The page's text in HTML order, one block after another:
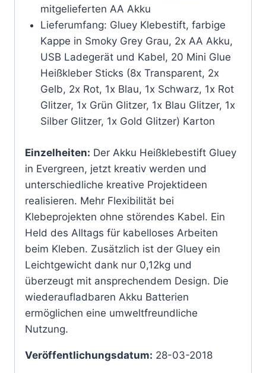
mitgelieferten AA Akku
Lieferumfang: Gluey Klebestift, farbige
Kappe in Smoky Grey Grau, 2x AA Akku,
USB Ladegerät und Kabel, 20 Mini Glue
Heißkleber Sticks (8x Transparent, 2x
Gelb, 2x Rot, 1x Blau, 1x Schwarz, 1x Rot
Glitzer, 1x Grün Glitzer, 1x Blau Glitzer, 1x
Silber Glitzer, 1x Gold Glitzer) Karton
Einzelheiten: Der Akku Heißklebestift Gluey
in Evergreen, jetzt kreativ werden und
unterschiedliche kreative Projektideen
realisieren. Mehr Flexibilität bei
Klebeprojekten ohne störendes Kabel. Ein
Held des Alltags für kabelloses Arbeiten
beim Kleben. Zusätzlich ist der Gluey ein
Leichtgewicht dank nur 0,12kg und
überzeugt mit ansprechendem Design. Die
wiederaufladbaren Akku Batterien
ermöglichen eine umweltfreundliche
Nutzung.
Veröffentlichungsdatum: 28-03-2018